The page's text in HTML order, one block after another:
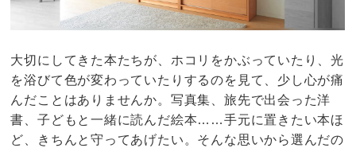
大切にしてきた本たちが、ホコリをかぶっていたり、光
を浴びて色が変わっていたりするのを見て、少し心が痛
んだことはありませんか。写真集、旅先で出会った洋
書、子どもと一緒に読んだ絵本……手元に置きたい本ほ
ど、きちんと守ってあげたい。そんな思いから選んだの